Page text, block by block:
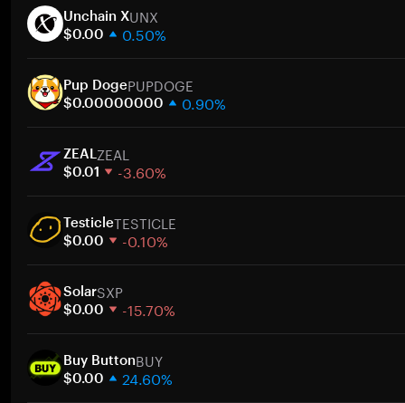
Unchain XUNX
$0.00 0.50%
30 jours
Capitalisation boursière
Pup DogePUPDOGE
$0.00000000 0.90%
30 jours
Capitalisation boursière
ZEAL ZEAL
$0.01 -3.60%
30 jours
Capitalisation boursière
TesticleTESTICLE
$0.00 -0.10%
30 jours
Capitalisation boursière
SolarSXP
$0.00 -15.70%
30 jours
Capitalisation boursière
Buy ButtonBUY
$0.00 24.60%